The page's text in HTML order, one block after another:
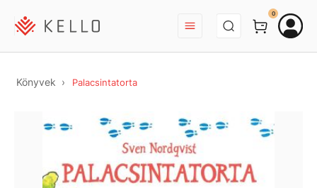
BEJELENTKEZÉS
0
Könyvek Palacsintatorta